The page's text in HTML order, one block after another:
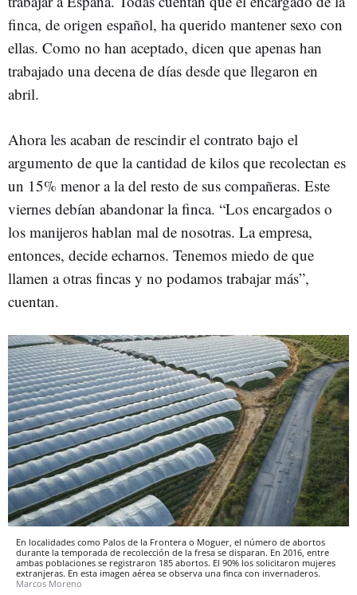
finca, de origen español, ha querido mantener sexo con
ellas. Como no han aceptado, dicen que apenas han
trabajado una decena de días desde que llegaron en
abril.
Ahora les acaban de rescindir el contrato bajo el
argumento de que la cantidad de kilos que recolectan es
un 15% menor a la del resto de sus compañeras. Este
viernes debían abandonar la finca. “Los encargados o
los manijeros hablan mal de nosotras. La empresa,
entonces, decide echarnos. Tenemos miedo de que
llamen a otras fincas y no podamos trabajar más”,
cuentan.
En localidades como Palos de la Frontera o Moguer, el número de abortos
durante la temporada de recolección de la fresa se disparan. En 2016, entre
ambas poblaciones se registraron 185 abortos. El 90% los solicitaron mujeres
extranjeras. En esta imagen aérea se observa una finca con invernaderos.
Marcos Moreno